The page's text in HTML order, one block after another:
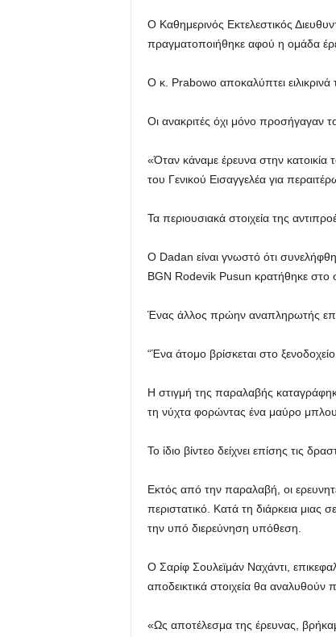
Ο Καθημερινός Εκτελεστικός
πραγματοποιήθηκε αφού η ομάδα
Ο κ. Prabowo αποκαλύπτει
Οι ανακριτές όχι μόνο προσήγαγαν
«Όταν κάναμε έρευνα στην
του Γενικού Εισαγγελέα για
Τα περιουσιακά στοιχεία της
Ο Dadan είναι γνωστό ότι
BGN Rodevik Pusun κρατήθηκε στο
Ένας άλλος πρώην αναπληρωτής
“Ένα άτομο βρίσκεται στο
Η στιγμή της παραλαβής
τη νύχτα φορώντας ένα μαύρο
Το ίδιο βίντεο δείχνει επίσης τις
Εκτός από την παραλαβή, οι
περιστατικό. Κατά τη διάρκεια μιας
την υπό διερεύνηση υπόθεση.
Ο Σαρίφ Σουλεϊμάν Ναχάντι,
αποδεικτικά στοιχεία θα αναλυθούν
«Ως αποτέλεσμα της έρευνας,